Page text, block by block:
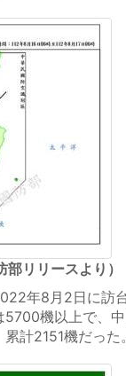
リリースより）
年8月2日に訪
機以上で、
計2151機だった。